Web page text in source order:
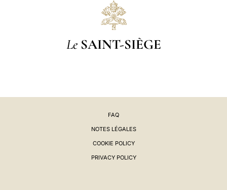
Le SAINT-SIÈGE
FAQ
NOTES LÉGALES
COOKIE POLICY
PRIVACY POLICY